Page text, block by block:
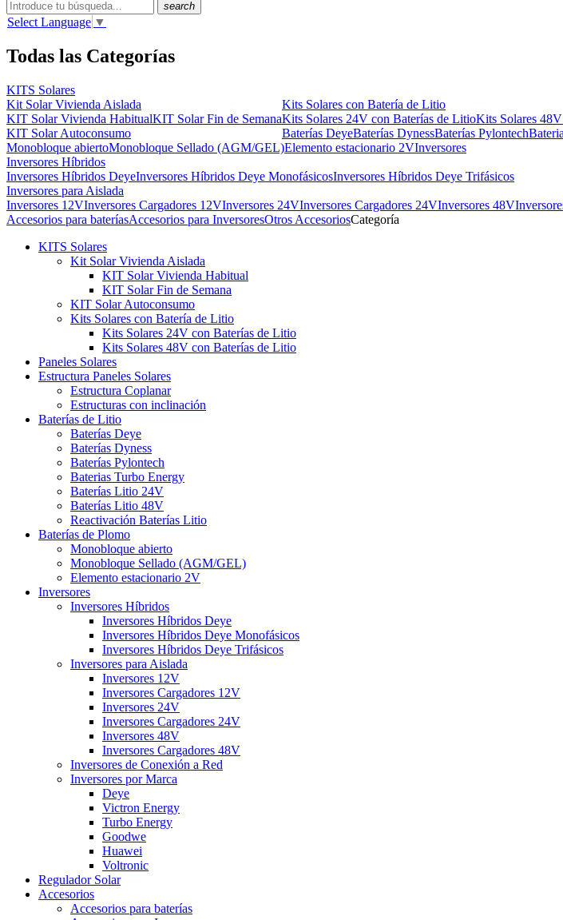
search
Select Language ▼
Todas las Categorías
KITS Solares
Kit Solar Vivienda Aislada
KIT Solar Vivienda HabitualKIT Solar Fin de Semana
KIT Solar Autoconsumo
Kits Solares con Batería de Litio
Kits Solares 24V con Baterías de LitioKits Solares
Baterías DeyeBaterías DynessBaterías Pylontech
Monobloque abiertoMonobloque Sellado (AGM/GEL)Elemento estacionario 2VInversores
Inversores Híbridos
Inversores Híbridos DeyeInversores Híbridos Deye MonofásicosInversores Híbridos Deye Trifásicos
Inversores para Aislada
Inversores 12VInversores Cargadores 12VInversores 24VInversores Cargadores 24VInversores 48V
Accesorios para bateríasAccesorios para InversoresOtros AccesoriosCategoría
KITS Solares
Kit Solar Vivienda Aislada
KIT Solar Vivienda Habitual
KIT Solar Fin de Semana
KIT Solar Autoconsumo
Kits Solares con Batería de Litio
Kits Solares 24V con Baterías de Litio
Kits Solares 48V con Baterías de Litio
Paneles Solares
Estructura Paneles Solares
Estructura Coplanar
Estructuras con inclinación
Baterías de Litio
Baterías Deye
Baterías Dyness
Baterías Pylontech
Baterias Turbo Energy
Baterías Litio 24V
Baterías Litio 48V
Reactivación Baterías Litio
Baterías de Plomo
Monobloque abierto
Monobloque Sellado (AGM/GEL)
Elemento estacionario 2V
Inversores
Inversores Híbridos
Inversores Híbridos Deye
Inversores Híbridos Deye Monofásicos
Inversores Híbridos Deye Trifásicos
Inversores para Aislada
Inversores 12V
Inversores Cargadores 12V
Inversores 24V
Inversores Cargadores 24V
Inversores 48V
Inversores Cargadores 48V
Inversores de Conexión a Red
Inversores por Marca
Deye
Victron Energy
Turbo Energy
Goodwe
Huawei
Voltronic
Regulador Solar
Accesorios
Accesorios para baterías